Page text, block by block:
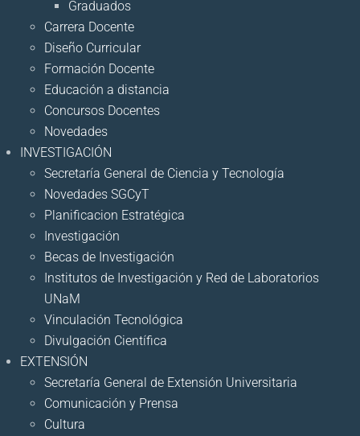
Graduados
Carrera Docente
Diseño Curricular
Formación Docente
Educación a distancia
Concursos Docentes
Novedades
INVESTIGACIÓN
Secretaría General de Ciencia y Tecnología
Novedades SGCyT
Planificacion Estratégica
Investigación
Becas de Investigación
Institutos de Investigación y Red de Laboratorios
UNaM
Vinculación Tecnológica
Divulgación Científica
EXTENSIÓN
Secretaría General de Extensión Universitaria
Comunicación y Prensa
Cultura